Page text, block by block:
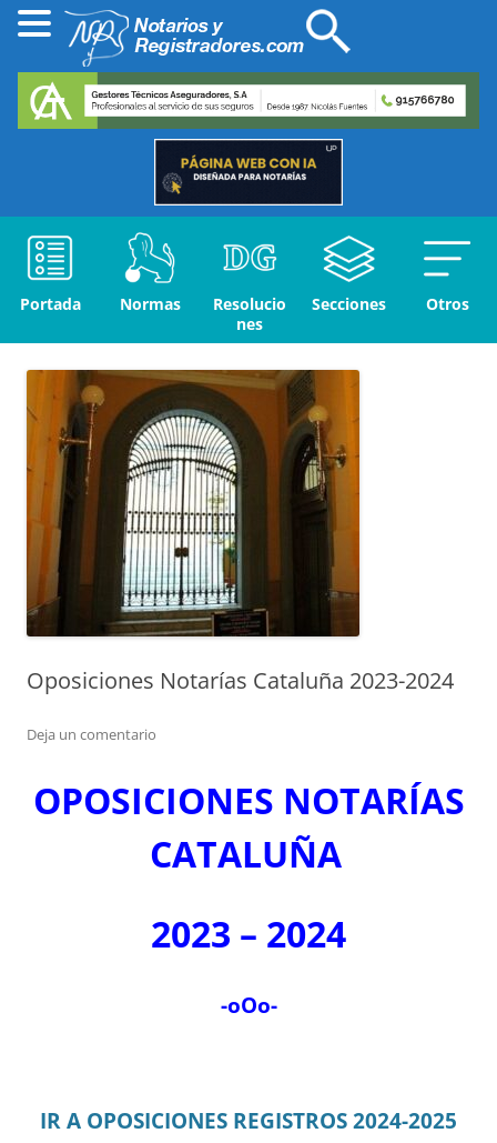
Portada Normas
Resolucio
nes
Secciones Otros
Oposiciones Notarías Cataluña 2023-2024
Deja un comentario
OPOSICIONES NOTARÍAS
CATALUÑA
2023 – 2024
-oOo-
IR A OPOSICIONES REGISTROS 2024-2025